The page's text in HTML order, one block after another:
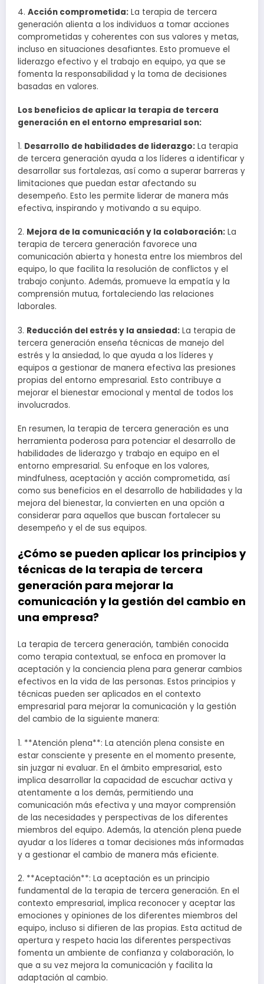
4. Acción comprometida: La terapia de tercera
generación alienta a los individuos a tomar acciones
comprometidas y coherentes con sus valores y metas,
incluso en situaciones desafiantes. Esto promueve el
liderazgo efectivo y el trabajo en equipo, ya que se
fomenta la responsabilidad y la toma de decisiones
basadas en valores.
Los beneficios de aplicar la terapia de tercera
generación en el entorno empresarial son:
1. Desarrollo de habilidades de liderazgo: La terapia
de tercera generación ayuda a los líderes a identificar y
desarrollar sus fortalezas, así como a superar barreras y
limitaciones que puedan estar afectando su
desempeño. Esto les permite liderar de manera más
efectiva, inspirando y motivando a su equipo.
2. Mejora de la comunicación y la colaboración: La
terapia de tercera generación favorece una
comunicación abierta y honesta entre los miembros del
equipo, lo que facilita la resolución de conflictos y el
trabajo conjunto. Además, promueve la empatía y la
comprensión mutua, fortaleciendo las relaciones
laborales.
3. Reducción del estrés y la ansiedad: La terapia de
tercera generación enseña técnicas de manejo del
estrés y la ansiedad, lo que ayuda a los líderes y
equipos a gestionar de manera efectiva las presiones
propias del entorno empresarial. Esto contribuye a
mejorar el bienestar emocional y mental de todos los
involucrados.
En resumen, la terapia de tercera generación es una
herramienta poderosa para potenciar el desarrollo de
habilidades de liderazgo y trabajo en equipo en el
entorno empresarial. Su enfoque en los valores,
mindfulness, aceptación y acción comprometida, así
como sus beneficios en el desarrollo de habilidades y la
mejora del bienestar, la convierten en una opción a
considerar para aquellos que buscan fortalecer su
desempeño y el de sus equipos.
¿Cómo se pueden aplicar los principios y
técnicas de la terapia de tercera
generación para mejorar la
comunicación y la gestión del cambio en
una empresa?
La terapia de tercera generación, también conocida
como terapia contextual, se enfoca en promover la
aceptación y la conciencia plena para generar cambios
efectivos en la vida de las personas. Estos principios y
técnicas pueden ser aplicados en el contexto
empresarial para mejorar la comunicación y la gestión
del cambio de la siguiente manera:
1. **Atención plena**: La atención plena consiste en
estar consciente y presente en el momento presente,
sin juzgar ni evaluar. En el ámbito empresarial, esto
implica desarrollar la capacidad de escuchar activa y
atentamente a los demás, permitiendo una
comunicación más efectiva y una mayor comprensión
de las necesidades y perspectivas de los diferentes
miembros del equipo. Además, la atención plena puede
ayudar a los líderes a tomar decisiones más informadas
y a gestionar el cambio de manera más eficiente.
2. **Aceptación**: La aceptación es un principio
fundamental de la terapia de tercera generación. En el
contexto empresarial, implica reconocer y aceptar las
emociones y opiniones de los diferentes miembros del
equipo, incluso si difieren de las propias. Esta actitud de
apertura y respeto hacia las diferentes perspectivas
fomenta un ambiente de confianza y colaboración, lo
que a su vez mejora la comunicación y facilita la
adaptación al cambio.